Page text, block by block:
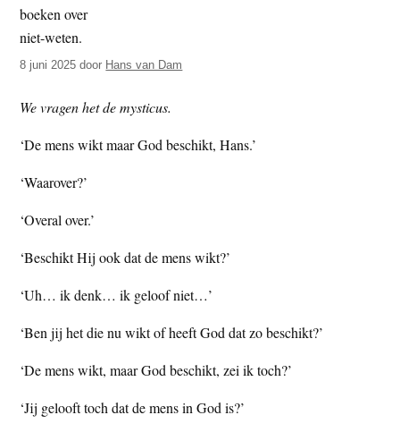
t
e
8 juni 2025 door Hans van Dam
We vragen het de mysticus.
‘De mens wikt maar God beschikt, Hans.’
‘Waarover?’
‘Overal over.’
‘Beschikt Hij ook dat de mens wikt?’
‘Uh… ik denk… ik geloof niet…’
‘Ben jij het die nu wikt of heeft God dat zo beschikt?’
‘De mens wikt, maar God beschikt, zei ik toch?’
‘Jij gelooft toch dat de mens in God is?’